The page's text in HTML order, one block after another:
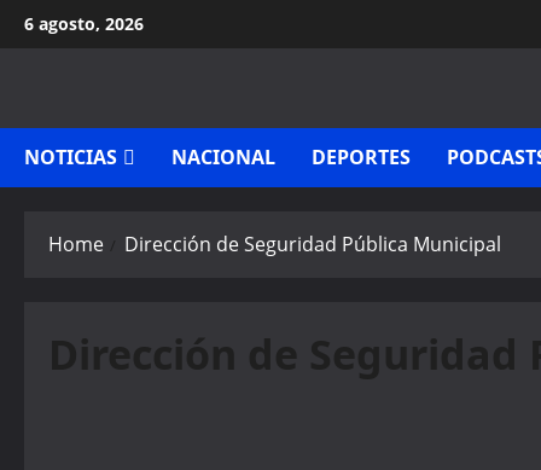
Skip
to
6 agosto, 2026
NOTICIAS NACIONAL DEPORTES
Home Dirección de Seguridad Pública Municipal
Dirección de Seguridad